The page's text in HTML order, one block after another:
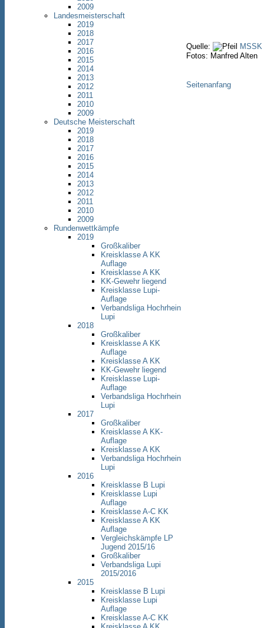
2009
Landesmeisterschaft
2019
2018
2017
2016
2015
2014
2013
2012
2011
2010
2009
Deutsche Meisterschaft
2019
2018
2017
2016
2015
2014
2013
2012
2011
2010
2009
Rundenwettkämpfe
2019
Großkaliber
Kreisklasse A KK
Auflage
Kreisklasse A KK
KK-Gewehr liegend
Kreisklasse Lupi-
Auflage
Verbandsliga Hochrhein
Lupi
2018
Großkaliber
Kreisklasse A KK
Auflage
Kreisklasse A KK
KK-Gewehr liegend
Kreisklasse Lupi-
Auflage
Verbandsliga Hochrhein
Lupi
2017
Großkaliber
Kreisklasse A KK-
Auflage
Kreisklasse A KK
Verbandsliga Hochrhein
Lupi
2016
Kreisklasse B Lupi
Kreisklasse Lupi
Auflage
Kreisklasse A-C KK
Kreisklasse A KK
Auflage
Vergleichskämpfe LP
Jugend 2015/16
Großkaliber
Verbandsliga Lupi
2015/2016
2015
Kreisklasse B Lupi
Kreisklasse Lupi
Auflage
Kreisklasse A-C KK
Quelle:
MSSK
Fotos: Manfred Alten
Seitenanfang